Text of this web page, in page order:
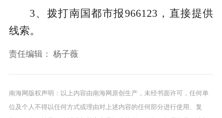
3、拨打南国都市报966123，直接提供
线索。
责任编辑： 杨子薇
南海网版权声明：以上内容由南海网原创生产，未经书面许可，任何单
位及个人不得以任何方式或理由对上述内容的任何部分进行使用、复